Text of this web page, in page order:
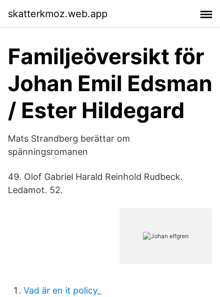
skatterkmoz.web.app
Familjeöversikt för
Johan Emil Edsman
/ Ester Hildegard
Mats Strandberg berättar om
spänningsromanen
49. Olof Gabriel Harald Reinhold Rudbeck.
Ledamot. 52.
Vad är en it policy_